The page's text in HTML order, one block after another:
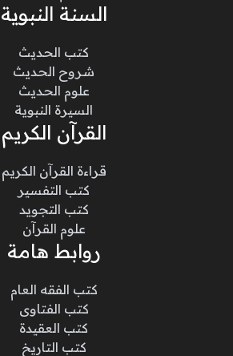
السنة النبوية
كتب الحديث
شروح الحديث
علوم الحديث
السيرة النبوية
القرآن الكريم
قراءة القرآن الكريم
كتب التفسير
كتب التجويد
علوم القرآن
روابط هامة
كتب الفقه العام
كتب الفتاوى
كتب العقيدة
كتب التاريخ